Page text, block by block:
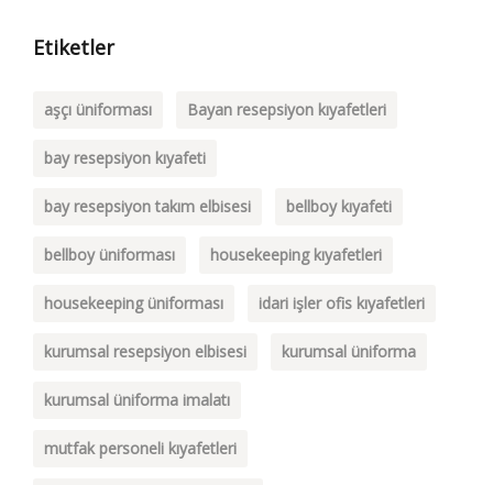
Etiketler
aşçı üniforması Bayan resepsiyon kıyafetleri
bay resepsiyon kıyafeti
bay resepsiyon takım elbisesi bellboy kıyafeti
bellboy üniforması housekeeping kıyafetleri
housekeeping üniforması idari işler ofis kıyafetleri
kurumsal resepsiyon elbisesi kurumsal üniforma
kurumsal üniforma imalatı
mutfak personeli kıyafetleri